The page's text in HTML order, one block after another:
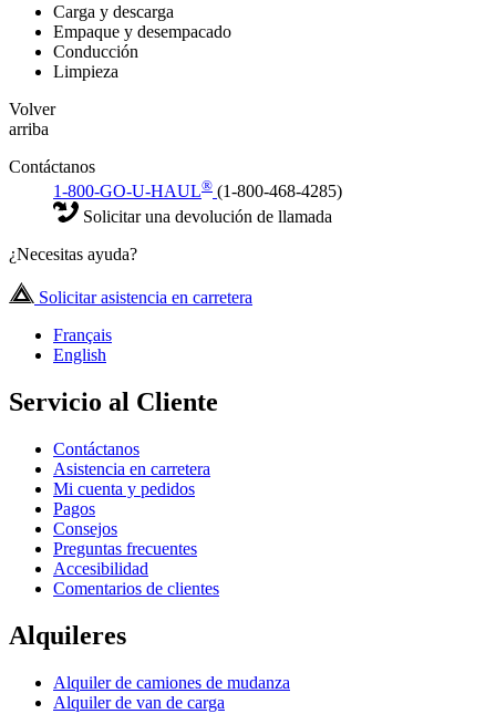
Carga y descarga
Empaque y desempacado
Conducción
Limpieza
Volver
arriba
Contáctanos
1-800-GO-U-HAUL® (1-800-468-4285)
Solicitar una devolución de llamada
¿Necesitas ayuda?
Solicitar asistencia en carretera
Français
English
Servicio al Cliente
Contáctanos
Asistencia en carretera
Mi cuenta y pedidos
Pagos
Consejos
Preguntas frecuentes
Accesibilidad
Comentarios de clientes
Alquileres
Alquiler de camiones de mudanza
Alquiler de van de carga